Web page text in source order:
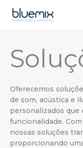
Oferecemos
de som, acústica e
personalizados que
funcionalidade.
nossas soluções
proporcionando